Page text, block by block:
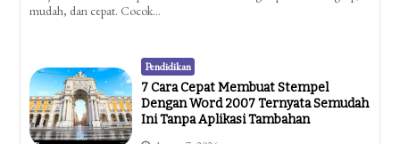
mudah, dan cepat. Cocok…
Pendidikan
7 Cara Cepat Membuat Stempel
Dengan Word 2007 Ternyata Semudah
Ini Tanpa Aplikasi Tambahan